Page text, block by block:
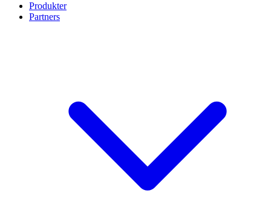
Produkter
Partners